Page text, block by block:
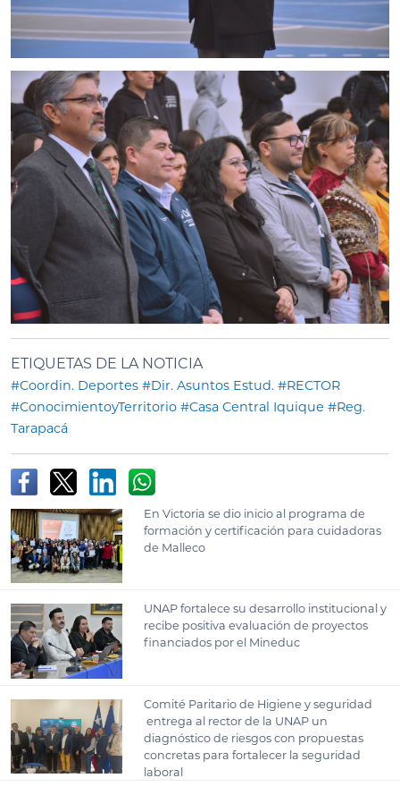
ETIQUETAS DE LA NOTICIA
#Coordin. Deportes #Dir. Asuntos Estud. #RECTOR
#ConocimientoyTerritorio #Casa Central Iquique #Reg.
Tarapacá
En Victoria se dio inicio al programa de
formación y certificación para cuidadoras
de Malleco
UNAP fortalece su desarrollo institucional y
recibe positiva evaluación de proyectos
financiados por el Mineduc
Comité Paritario de Higiene y seguridad
entrega al rector de la UNAP un
diagnóstico de riesgos con propuestas
concretas para fortalecer la seguridad
laboral